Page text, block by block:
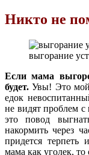
Никто не
выгорание
Если мама
будет. Увы! Это
едок
не видят проблем
это повод
накормить через
придется
мама как уголек,